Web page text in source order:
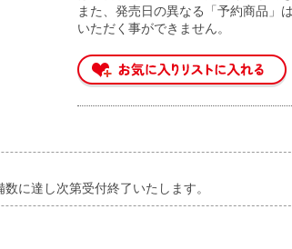
また、発売日の異なる「予約商品」
いただく事ができません。
に達し次第受付終了いたします。